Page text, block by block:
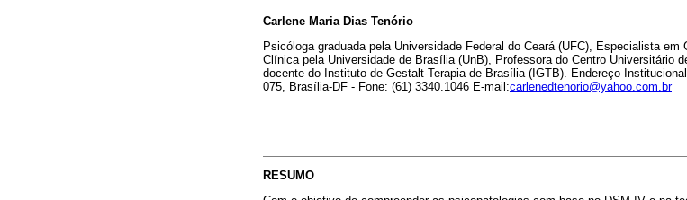
Carlene Maria Dias Tenório
Psicóloga graduada pela Universidade Federal do Ceará (UFC), Especialista
Clínica pela Universidade de Brasília (UnB), Professora do Centro Universitário
docente do Instituto de Gestalt-Terapia de Brasília (IGTB). Endereço
075, Brasília-DF - Fone: (61) 3340.1046 E-mail:carlenedtenorio@yahoo.com.br
RESUMO